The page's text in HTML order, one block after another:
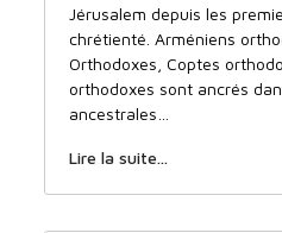
Jérusalem depuis les
chrétienté. Arméniens
Orthodoxes, Coptes
orthodoxes sont ancrés
ancestrales…
Lire la suite...